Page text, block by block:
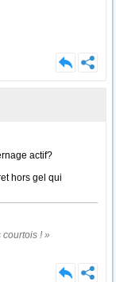
actif?
hors gel qui
! »